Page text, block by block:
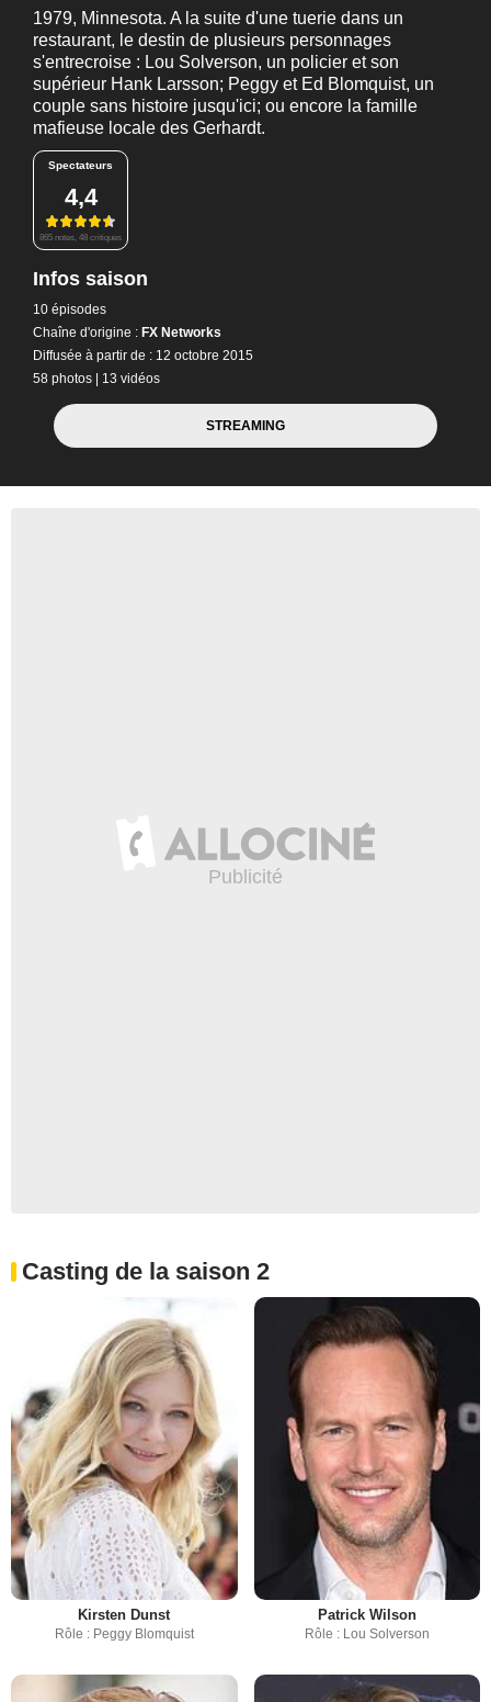
1979, Minnesota. A la suite d'une tuerie dans un
restaurant, le destin de plusieurs personnages
s'entrecroise : Lou Solverson, un policier et son
supérieur Hank Larsson; Peggy et Ed Blomquist, un
couple sans histoire jusqu'ici; ou encore la famille
mafieuse locale des Gerhardt.
Spectateurs
4,4
865 notes, 48 critiques
Infos saison
10 épisodes
Chaîne d'origine : FX Networks
Diffusée à partir de : 12 octobre 2015
58 photos | 13 vidéos
STREAMING
Casting de la saison 2
Kirsten Dunst
Rôle : Peggy Blomquist
Patrick Wilson
Rôle : Lou Solverson